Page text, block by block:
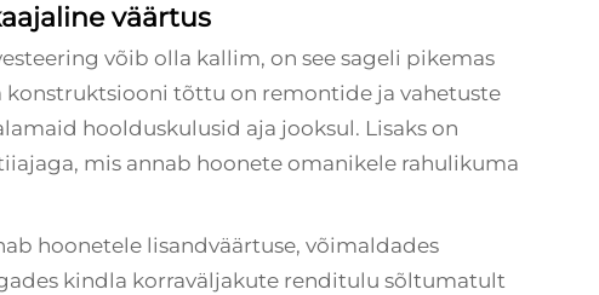
väärtus
võib olla kallim, on see sageli pikemas
konstruktsiooni tõttu on remontide ja vahetuste
hoolduskulusid aja jooksul. Lisaks on
mis annab hoonete omanikele rahulikuma
hoonetele lisandväärtuse, võimaldades
kindla korraväljakute renditulu sõltumatult